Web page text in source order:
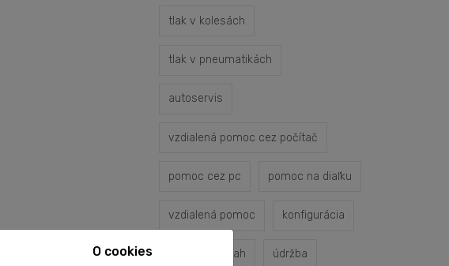
tlak v kolesách
tlak v pneumatikách
autoservis
vzdialená pomoc cez počítač
pomoc cez pc pomoc na diaľku
vzdialená pomoc konfigurácia
servisný zásah údržba
O cookies